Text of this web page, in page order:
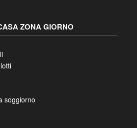
ZONA GIORNO
soggiorno